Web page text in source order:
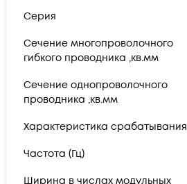
Серия
Сечение многопроволочного
гибкого проводника ,кв.мм
Сечение однопроволочного
проводника ,кв.мм
Характеристика срабатывания
Частота (Гц)
Ширина в числах модульных